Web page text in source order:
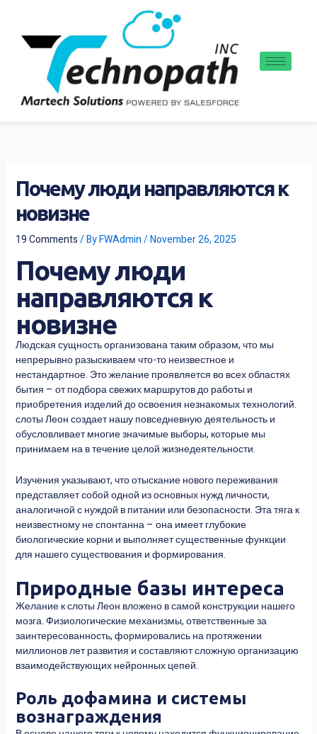
content
Почему люди направляются к
новизне
19 Comments/ ByFWAdmin/November 26, 2025
Почему люди
направляются к
новизне
Людская сущность организована таким образом, что мы
непрерывно разыскиваем что-то неизвестное и
нестандартное. Это желание проявляется во всех областях
бытия – от подбора свежих маршрутов до работы и
приобретения изделий до освоения незнакомых технологий.
слоты Леонсоздает нашу повседневную деятельность и
обусловливает многие значимые выборы, которые мы
принимаем на в течение целой жизнедеятельности.
Изучения указывают, что отыскание нового переживания
представляет собой одной из основных нужд личности,
аналогичной с нуждой в питании или безопасности. Эта тяга к
неизвестному не спонтанна – она имеет глубокие
биологические корни и выполняет существенные функции
для нашего существования и формирования.
Природные базы интереса
Желание к слоты Леон вложено в самой конструкции нашего
мозга. Физиологические механизмы, ответственные за
заинтересованность, формировались на протяжении
миллионов лет развития и составляют сложную организацию
взаимодействующих нейронных цепей.
Роль дофамина и системы
вознаграждения